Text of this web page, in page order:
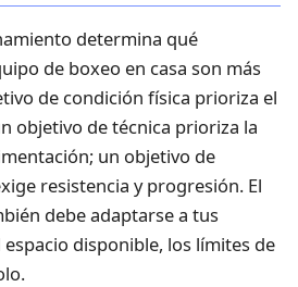
determina qué
de boxeo en casa son más
de condición física prioriza el
objetivo de técnica prioriza la
un objetivo de
resistencia y progresión. El
debe adaptarse a tus
disponible, los límites de